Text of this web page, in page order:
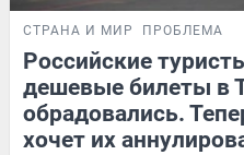
СТРАНА И МИР ПРОБЛЕМА
Российские
дешевые билеты в
обрадовались.
хочет их